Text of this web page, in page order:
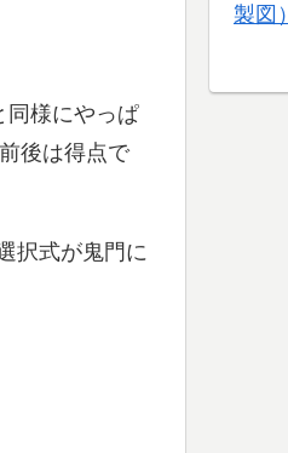
同様にやっぱ
後は得点で
択式が鬼門に
製図）